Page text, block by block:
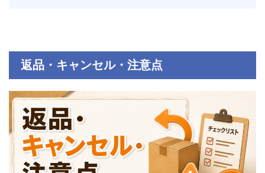
返品・キャンセル・注意点